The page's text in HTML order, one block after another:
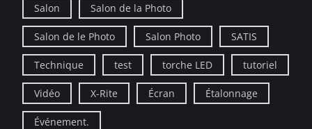
Salon Salon de la Photo
Salon de le Photo Salon Photo SATIS
Technique test torche LED tutoriel
Vidéo X-Rite Écran Étalonnage
Événement.